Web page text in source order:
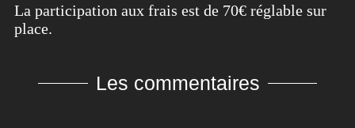
La participation aux frais est de 70€ réglable sur
place.
Les commentaires